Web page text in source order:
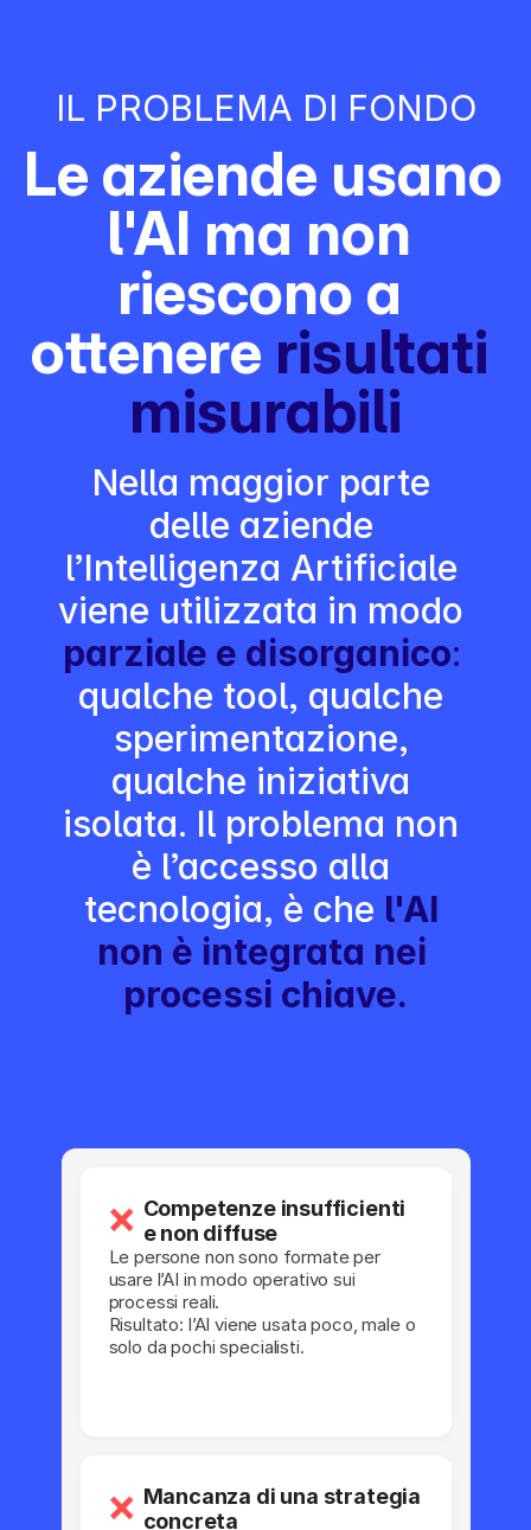
IL PROBLEMA DI FONDO
Le aziende usano
l'AI ma non
riescono a
ottenere risultati
misurabili
Nella maggior parte
delle aziende
l’Intelligenza Artificiale
parziale e disorganico:
qualche tool, qualche
sperimentazione,
qualche iniziativa
isolata. Il problema non
è l’accesso alla
tecnologia, è che l'AI
non è integrata nei
processi chiave.
❌ Competenze insufficienti
e non diffuse
Le persone non sono formate per
usare l’AI in modo operativo sui
processi reali.
Risultato: l’AI viene usata poco, male o
solo da pochi specialisti.
❌ Mancanza di una strategia
concreta